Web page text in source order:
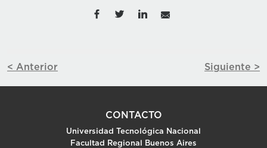
< Anterior Siguiente >
CONTACTO
Universidad Tecnológica Nacional
Facultad Regional Buenos Aires